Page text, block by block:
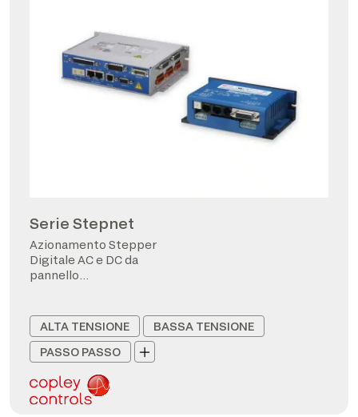
Serie Stepnet
Azionamento Stepper
Digitale AC e DC da
pannello
ALTA TENSIONE
BASSA TENSIONE
PASSO PASSO